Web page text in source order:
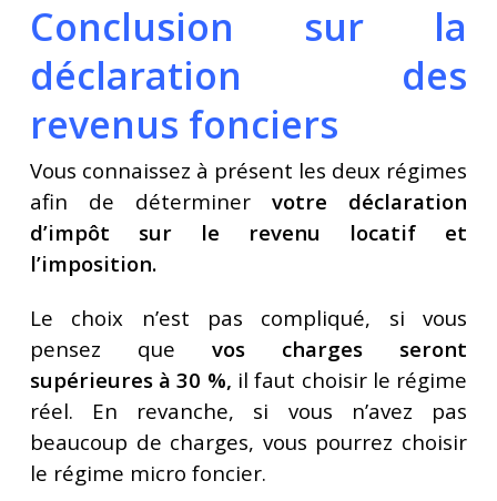
Conclusion sur la
déclaration des
revenus fonciers
Vous connaissez à présent les deux régimes
afin de déterminervotre déclaration
d’impôt sur le revenu locatif et
l’imposition.
Le choix n’est pas compliqué, si vous
pensez que vos charges seront
supérieures à 30 %, il faut choisir le régime
réel. En revanche, si vous n’avez pas
beaucoup de charges, vous pourrez choisir
le régime micro foncier.